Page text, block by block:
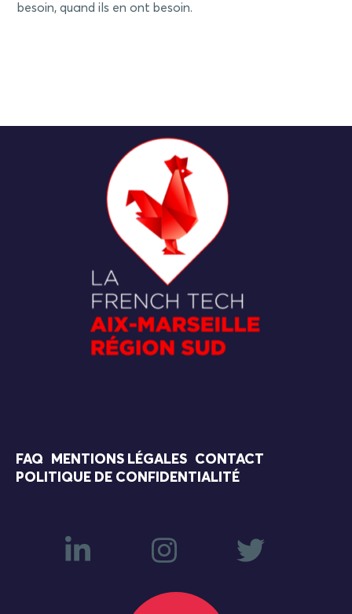
besoin, quand ils en ont besoin.
FAQ MENTIONS LÉGALES
CONTACT
POLITIQUE DE CONFIDENTIALITÉ